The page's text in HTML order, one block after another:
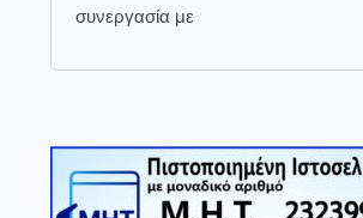
συνεργασία με